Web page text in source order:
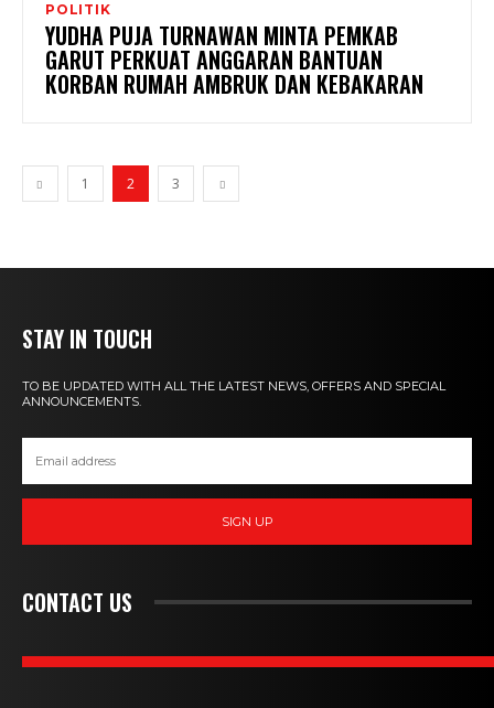
POLITIK
YUDHA PUJA TURNAWAN MINTA PEMKAB
GARUT PERKUAT ANGGARAN BANTUAN
KORBAN RUMAH AMBRUK DAN KEBAKARAN
1 2 3
STAY IN TOUCH
TO BE UPDATED WITH ALL THE LATEST NEWS, OFFERS AND SPECIAL
ANNOUNCEMENTS.
SIGN UP
CONTACT US